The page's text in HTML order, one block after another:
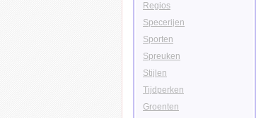
Regios
Specerijen
Sporten
Spreuken
Stijlen
Tijdperken
Groenten